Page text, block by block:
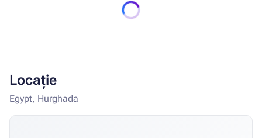
Locație
Egypt, Hurghada